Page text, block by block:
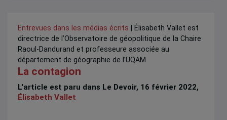
Entrevues dans les médias écrits | Élisabeth Vallet est
directrice de l’Observatoire de géopolitique de la Chaire
Raoul-Dandurand et professeure associée au
département de géographie de l’UQAM
La contagion
L'article est paru dans Le Devoir, 16 février 2022,
Élisabeth Vallet